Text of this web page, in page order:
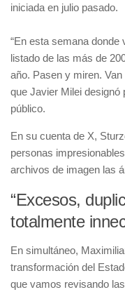
iniciada en julio pasado.
“En esta semana donde
listado de las más de
año. Pasen y miren.
que Javier Milei designó
público.
En su cuenta de X,
personas
archivos de imagen las
“Excesos,
totalmente
En simultáneo,
transformación del
que vamos revisando